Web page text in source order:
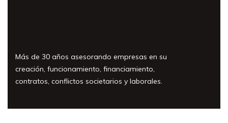
Más de 30 años asesorando empresas en su
creación, funcionamiento, financiamiento,
contratos, conflictos societarios y laborales.